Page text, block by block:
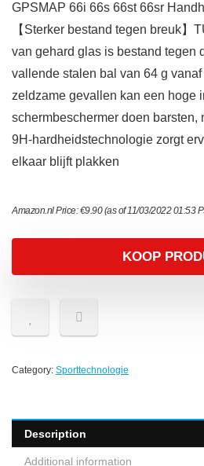
GPSMAP 66i 66s 66st 66sr
【Sterker bestand tegen breuk】
van gehard glas is bestand tegen
vallende stalen bal van 64 g
zeldzame gevallen kan een hoge
schermbeschermer doen barsten,
9H-hardheidstechnologie zorgt
elkaar blijft plakken
Amazon.nl Price:€9.90(as of 11/03/2022 01:53
KOOP
Category: Sporttechnologie
Description
Additional information